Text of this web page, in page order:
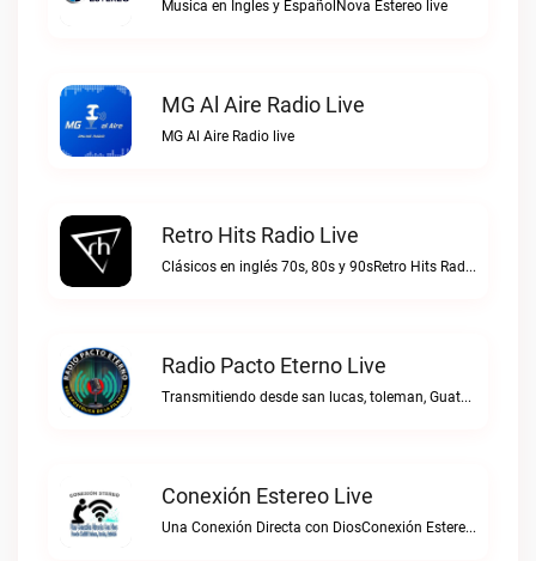
Musica en Ingles y EspañolNova Estereo live
MG Al Aire Radio Live
MG Al Aire Radio live
Retro Hits Radio Live
Clásicos en inglés 70s, 80s y 90sRetro Hits Radio live
Radio Pacto Eterno Live
Transmitiendo desde san lucas, toleman, Guatemala. Centro america.Radio Pacto Eterno live
Conexión Estereo Live
Una Conexión Directa con DiosConexión Estereo live